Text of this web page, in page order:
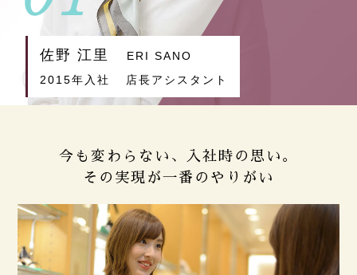
佐野 江里
ERI SANO
2015年入社
店長アシスタント
今も変わらない、入社時の思い。
その実現が一番のやりがい